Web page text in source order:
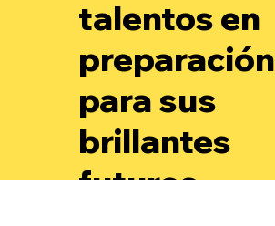
talentos en
preparación
para sus
brillantes
futuros.